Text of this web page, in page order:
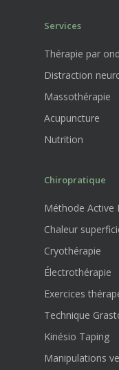
Services
Thérapie par
Distraction
Massothérapie
Acupuncture
Nutrition
Chiropratique
Méthode Active
Chaleur
Cryothérapie
Électrothérapie
Exercices
Technique
Kinésio Taping
Manipulations